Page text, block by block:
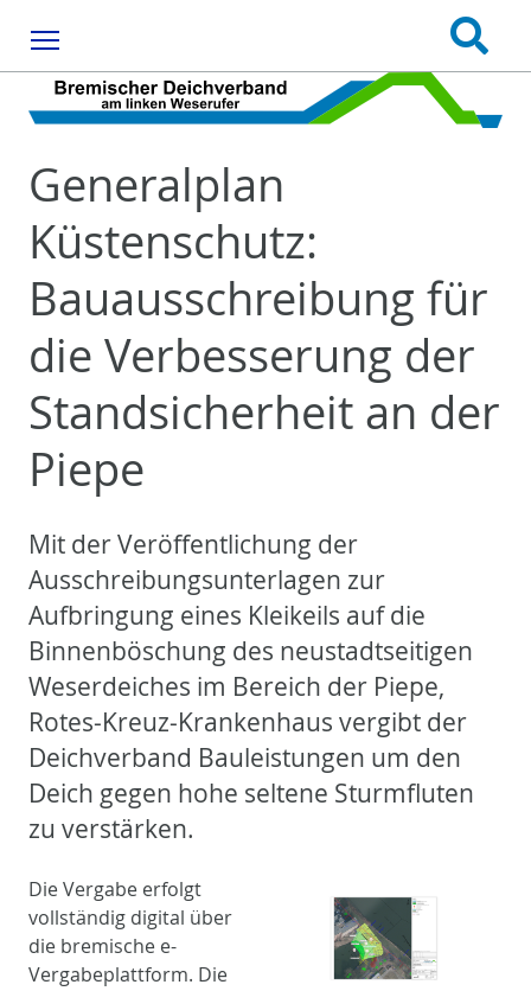
Generalplan
Küstenschutz:
Bauausschreibung für
die Verbesserung der
Standsicherheit an der
Piepe
Mit der Veröffentlichung der
Ausschreibungsunterlagen zur
Aufbringung eines Kleikeils auf die
Binnenböschung des neustadtseitigen
Weserdeiches im Bereich der Piepe,
Rotes-Kreuz-Krankenhaus vergibt der
Deichverband Bauleistungen um den
Deich gegen hohe seltene Sturmfluten
zu verstärken.
Die Vergabe erfolgt
vollständig digital über
die bremische e-
Vergabeplattform. Die